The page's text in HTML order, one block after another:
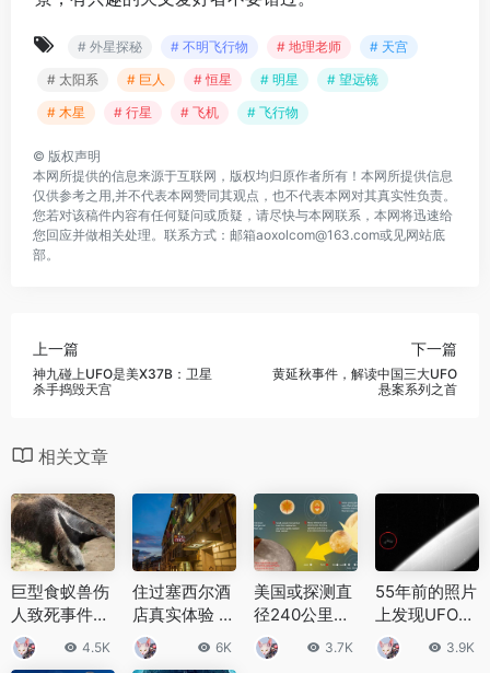
# 外星探秘 # 不明飞行物 # 地理老师
# 天宫
# 太阳系
# 巨人 # 恒星 # 明星
# 望远镜
# 木星
# 行星 # 飞机 # 飞行物
© 版权声明
本网所提供的信息来源于互联网，版权均归原作者所有！本网所提供信息
仅供参考之用,并不代表本网赞同其观点，也不代表本网对其真实性负责。
您若对该稿件内容有任何疑问或质疑，请尽快与本网联系，本网将迅速给
您回应并做相关处理。联系方式：邮箱aoxolcom@163.com或见网站底
部。
上一篇
神九碰上UFO是美X37B：卫星
杀手捣毁天宫
下一篇
黄延秋事件，解读中国三大UFO
悬案系列之首
相关文章
巨型食蚁兽伤
人致死事件，
食蚁兽杀死两
位猎人
4.5K
住过塞西尔酒
店真实体验 塞
西尔酒店为什
么如此恐怖
6K
美国或探测直
径240公里全
金属小行星：
为更好地了解
3.7K
55年前的照片
上发现UFO：
是外星人在监
视美国吗？
3.9K